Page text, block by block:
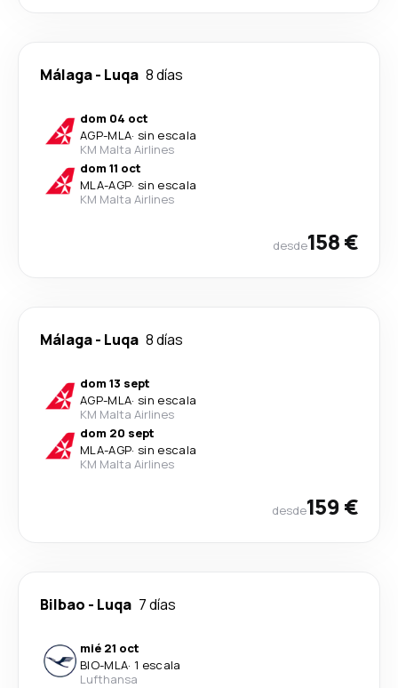
Málaga- Luqa 8 días
dom 04 oct
AGP-MLA· sin escala
KM Malta Airlines
dom 11 oct
MLA-AGP· sin escala
KM Malta Airlines
desde158 €
Málaga- Luqa 8 días
dom 13 sept
AGP-MLA· sin escala
KM Malta Airlines
dom 20 sept
MLA-AGP· sin escala
KM Malta Airlines
desde159 €
Bilbao - Luqa 7 días
mié 21 oct
BIO-MLA· 1 escala
Lufthansa